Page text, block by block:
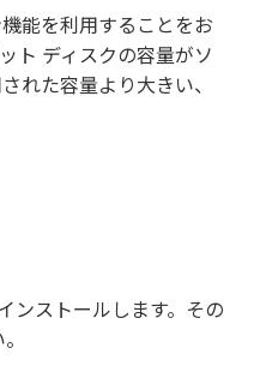
能を利用することをお
ト ディスクの容量がソ
れた容量より大きい、
ンストールします。その